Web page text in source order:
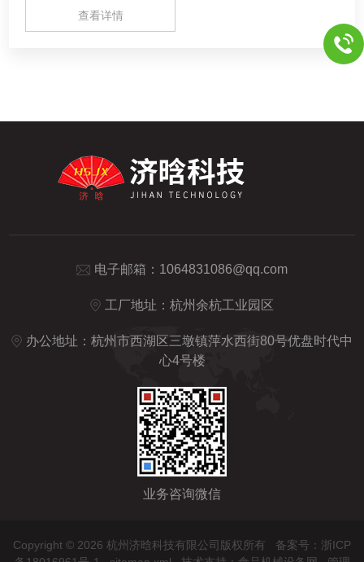
查看详情
电子邮箱： 1064831086@qq.com
工厂地址：杭州余杭工业园区
办公地址：杭州市西湖区三墩镇萍水西街80号优盘时代中
心4号楼
业务咨询微信
Copyright © 2026 杭州济晗科技有限公司版权所有 备案号：浙ICP